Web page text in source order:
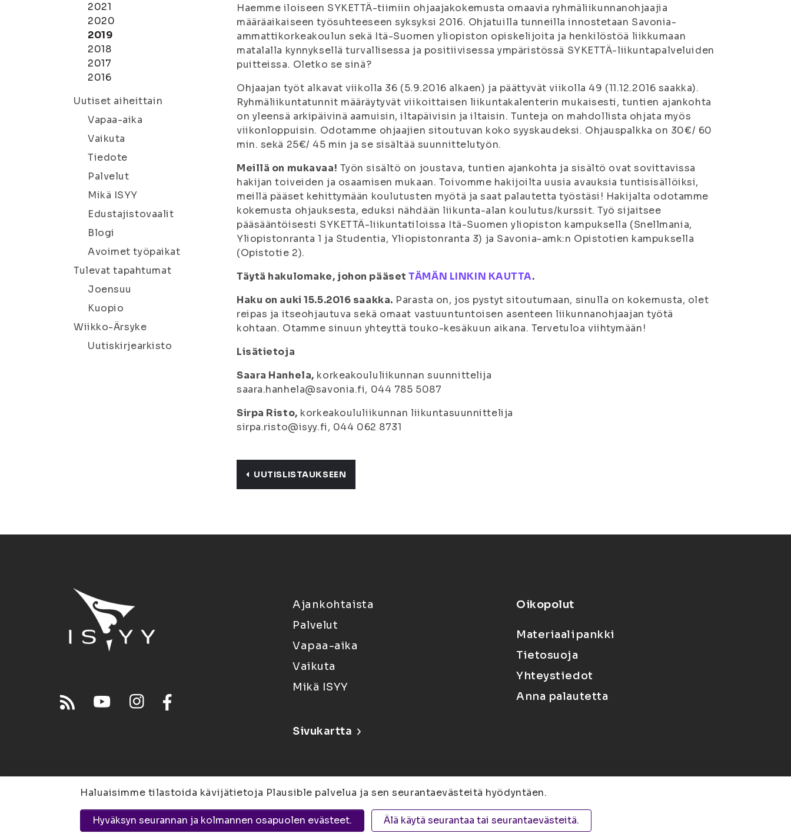
2021
2020
2019
2018
2017
2016
Uutiset aiheittain
Vapaa-aika
Vaikuta
Tiedote
Palvelut
Mikä ISYY
Edustajistovaalit
Blogi
Avoimet työpaikat
Tulevat tapahtumat
Joensuu
Kuopio
Wiikko-Ärsyke
Uutiskirjearkisto
Haemme iloiseen SYKETTÄ-tiimiin ohjaajakokemusta omaavia ryhmäliikunnanohjaajia
määräaikaiseen työsuhteeseen syksyksi 2016. Ohjatuilla tunneilla innostetaan Savonia-
ammattikorkeakoulun sekä Itä-Suomen yliopiston opiskelijoita ja henkilöstöä liikkumaan
matalalla kynnyksellä turvallisessa ja positiivisessa ympäristössä SYKETTÄ-liikuntapalveluiden
puitteissa. Oletko se sinä?
Ohjaajan työt alkavat viikolla 36 (5.9.2016 alkaen) ja päättyvät viikolla 49 (11.12.2016 saakka).
Ryhmäliikuntatunnit määräytyvät viikoittaisen liikuntakalenterin mukaisesti, tuntien ajankohta
on yleensä arkipäivinä aamuisin, iltapäivisin ja iltaisin. Tunteja on mahdollista ohjata myös
viikonloppuisin. Odotamme ohjaajien sitoutuvan koko syyskaudeksi. Ohjauspalkka on 30€/ 60
min. sekä 25€/ 45 min ja se sisältää suunnittelutyön.
Meillä on mukavaa! Työn sisältö on joustava, tuntien ajankohta ja sisältö ovat sovittavissa
hakijan toiveiden ja osaamisen mukaan. Toivomme hakijoilta uusia avauksia tuntisisällöiksi,
meillä pääset kehittymään koulutusten myötä ja saat palautetta työstäsi! Hakijalta odotamme
kokemusta ohjauksesta, eduksi nähdään liikunta-alan koulutus/kurssit. Työ sijaitsee
pääsääntöisesti SYKETTÄ-liikuntatiloissa Itä-Suomen yliopiston kampuksella (Snellmania,
Yliopistonranta 1 ja Studentia, Yliopistonranta 3) ja Savonia-amk:n Opistotien kampuksella
(Opistotie 2).
Täytä hakulomake, johon pääsetTÄMÄN LINKIN KAUTTA.
Haku on auki 15.5.2016 saakka. Parasta on, jos pystyt sitoutumaan, sinulla on kokemusta, olet
reipas ja itseohjautuva sekä omaat vastuuntuntoisen asenteen liikunnanohjaajan työtä
kohtaan. Otamme sinuun yhteyttä touko-kesäkuun aikana. Tervetuloa viihtymään!
Lisätietoja
Saara Hanhela, korkeakoululiikunnan suunnittelija
saara.hanhela@savonia.fi, 044 785 5087
Sirpa Risto, korkeakoululiikunnan liikuntasuunnittelija
sirpa.risto@isyy.fi, 044 062 8731
UUTISLISTAUKSEEN
Ajankohtaista
Palvelut
Vapaa-aika
Vaikuta
Mikä ISYY
Sivukartta
Oikopolut
Materiaalipankki
Tietosuoja
Yhteystiedot
Anna palautetta
Joensuu Suvantokatu 6, 80100 Joensuu | KuopioYliopistonranta 15, PL 1627, 70211 Kuopio
Haluaisimme tilastoida kävijätietoja Plausible palvelua ja sen seurantaevästeitä hyödyntäen.
Hyväksyn seurannan ja kolmannen osapuolen evästeet. Älä käytä seurantaa tai seurantaevästeitä.